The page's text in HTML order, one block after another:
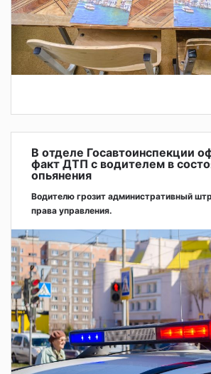
В отделе Госавтоинспекции
факт ДТП с водителем в
опьянения
Водителю грозит административный
права управления.